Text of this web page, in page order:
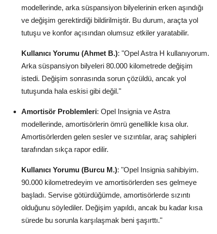
modellerinde, arka süspansiyon bilyelerinin erken aşındığı
ve değişim gerektirdiği bildirilmiştir. Bu durum, araçta yol
tutuşu ve konfor açısından olumsuz etkiler yaratabilir.
Kullanıcı Yorumu (Ahmet B.): "Opel Astra H kullanıyorum.
Arka süspansiyon bilyeleri 80.000 kilometrede değişim
istedi. Değişim sonrasında sorun çözüldü, ancak yol
tutuşunda hala eskisi gibi değil."
Amortisör Problemleri: Opel Insignia ve Astra
modellerinde, amortisörlerin ömrü genellikle kısa olur.
Amortisörlerden gelen sesler ve sızıntılar, araç sahipleri
tarafından sıkça rapor edilir.
Kullanıcı Yorumu (Burcu M.): "Opel Insignia sahibiyim.
90.000 kilometredeyim ve amortisörlerden ses gelmeye
başladı. Servise götürdüğümde, amortisörlerde sızıntı
olduğunu söylediler. Değişim yapıldı, ancak bu kadar kısa
sürede bu sorunla karşılaşmak beni şaşırttı."